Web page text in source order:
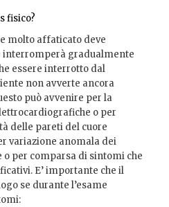
fisico?
molto affaticato deve
interromperà gradualmente
essere interrotto dal
non avverte ancora
può avvenire per la
o per
delle pareti del cuore
variazione anomala dei
per comparsa di sintomi che
E’ importante che il
se durante l’esame